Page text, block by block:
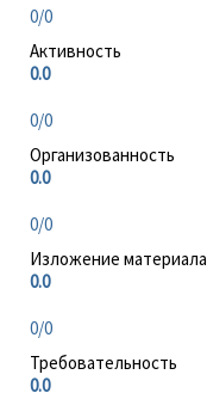
0/0
Активность
0.0
0/0
Организованность
0.0
0/0
Изложение материала
0.0
0/0
Требовательность
0.0